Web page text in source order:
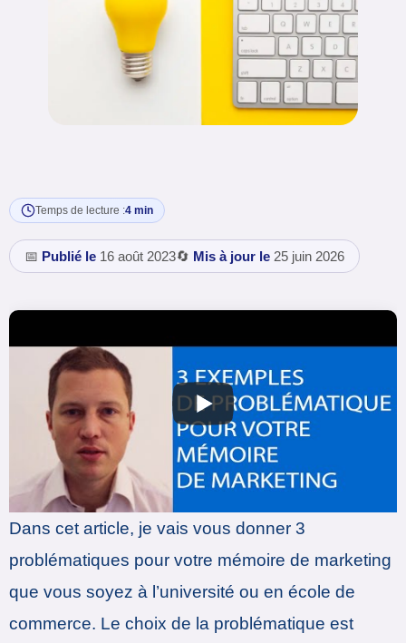
Temps de lecture :4 min
📅 Publié le 16 août 2023🔄 Mis à jour le 25 juin 2026
Dans cet article, je vais vous donner 3
problématiques pour votre mémoire de marketing
que vous soyez à l’université ou en école de
commerce. Le choix de la problématique est